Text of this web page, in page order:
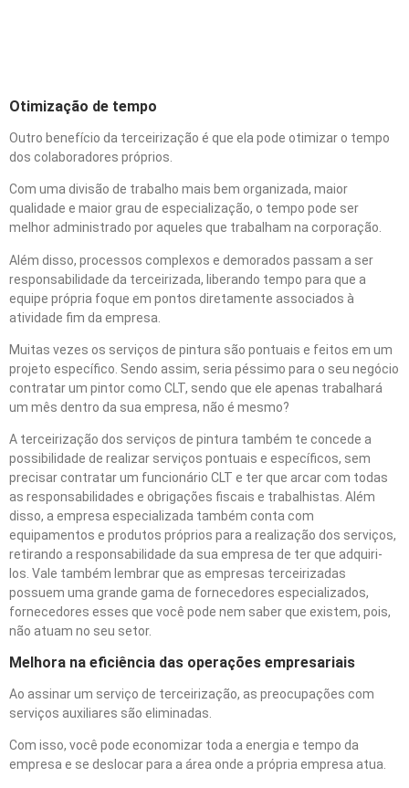
Otimização de tempo
Outro benefício da terceirização é que ela pode otimizar o tempo
dos colaboradores próprios.
Com uma divisão de trabalho mais bem organizada, maior
qualidade e maior grau de especialização, o tempo pode ser
melhor administrado por aqueles que trabalham na corporação.
Além disso, processos complexos e demorados passam a ser
responsabilidade da terceirizada, liberando tempo para que a
equipe própria foque em pontos diretamente associados à
atividade fim da empresa.
Muitas vezes os serviços de pintura são pontuais e feitos em um
projeto específico. Sendo assim, seria péssimo para o seu negócio
contratar um pintor como CLT, sendo que ele apenas trabalhará
um mês dentro da sua empresa, não é mesmo?
A terceirização dos serviços de pintura também te concede a
possibilidade de realizar serviços pontuais e específicos, sem
precisar contratar um funcionário CLT e ter que arcar com todas
as responsabilidades e obrigações fiscais e trabalhistas. Além
disso, a empresa especializada também conta com
equipamentos e produtos próprios para a realização dos serviços,
retirando a responsabilidade da sua empresa de ter que adquiri-
los. Vale também lembrar que as empresas terceirizadas
possuem uma grande gama de fornecedores especializados,
fornecedores esses que você pode nem saber que existem, pois,
não atuam no seu setor.
Melhora na eficiência das operações empresariais
Ao assinar um serviço de terceirização, as preocupações com
serviços auxiliares são eliminadas.
Com isso, você pode economizar toda a energia e tempo da
empresa e se deslocar para a área onde a própria empresa atua.